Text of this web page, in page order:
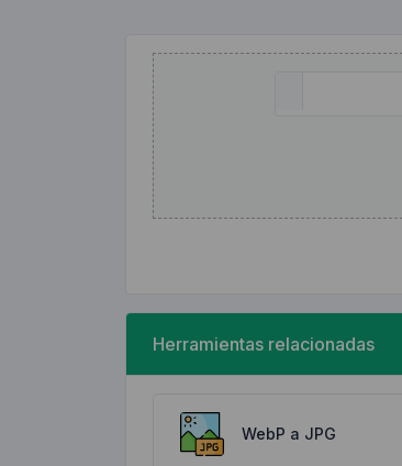
Herramientas relacionadas
WebP a JPG